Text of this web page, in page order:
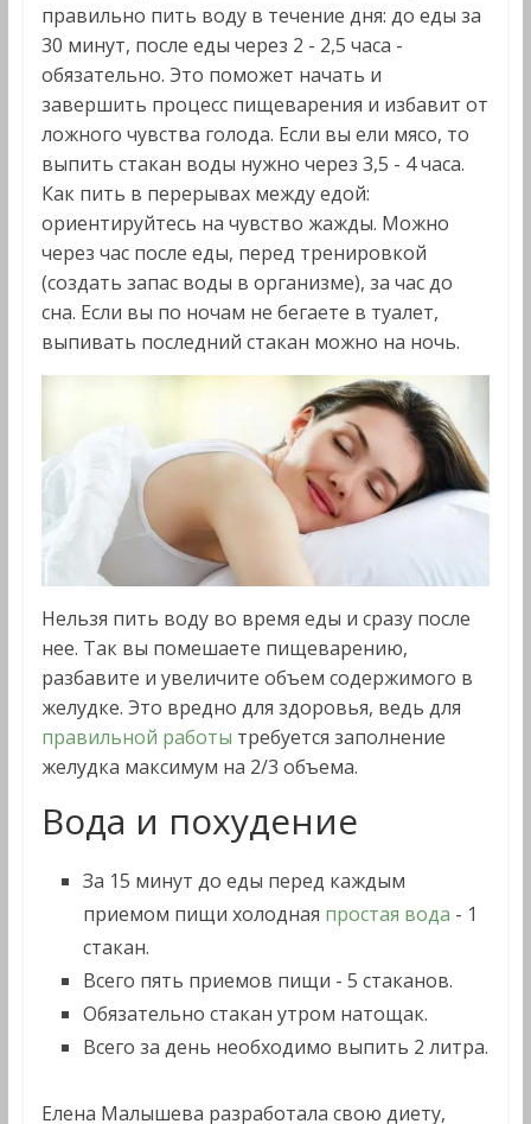
правильно пить воду в течение дня: до еды за
30 минут, после еды через 2 - 2,5 часа -
обязательно. Это поможет начать и
завершить процесс пищеварения и избавит от
ложного чувства голода. Если вы ели мясо, то
выпить стакан воды нужно через 3,5 - 4 часа.
Как пить в перерывах между едой:
ориентируйтесь на чувство жажды. Можно
через час после еды, перед тренировкой
(создать запас воды в организме), за час до
сна. Если вы по ночам не бегаете в туалет,
выпивать последний стакан можно на ночь.
Нельзя пить воду во время еды и сразу после
нее. Так вы помешаете пищеварению,
разбавите и увеличите объем содержимого в
желудке. Это вредно для здоровья, ведь для
правильной работы требуется заполнение
желудка максимум на 2/3 объема.
Вода и похудение
За 15 минут до еды перед каждым
приемом пищи холодная простая вода - 1
стакан.
Всего пять приемов пищи - 5 стаканов.
Обязательно стакан утром натощак.
Всего за день необходимо выпить 2 литра.
Елена Малышева разработала свою диету,